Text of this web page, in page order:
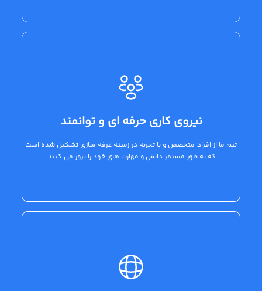
نیروی کاری حرفه ای و توانمند
تیم ما از افراد متخصص و با تجربه در زمینه غرفه سازی تشکیل شده است
که به طور مستمر دانش و مهارت های خود را بروز می کنند.